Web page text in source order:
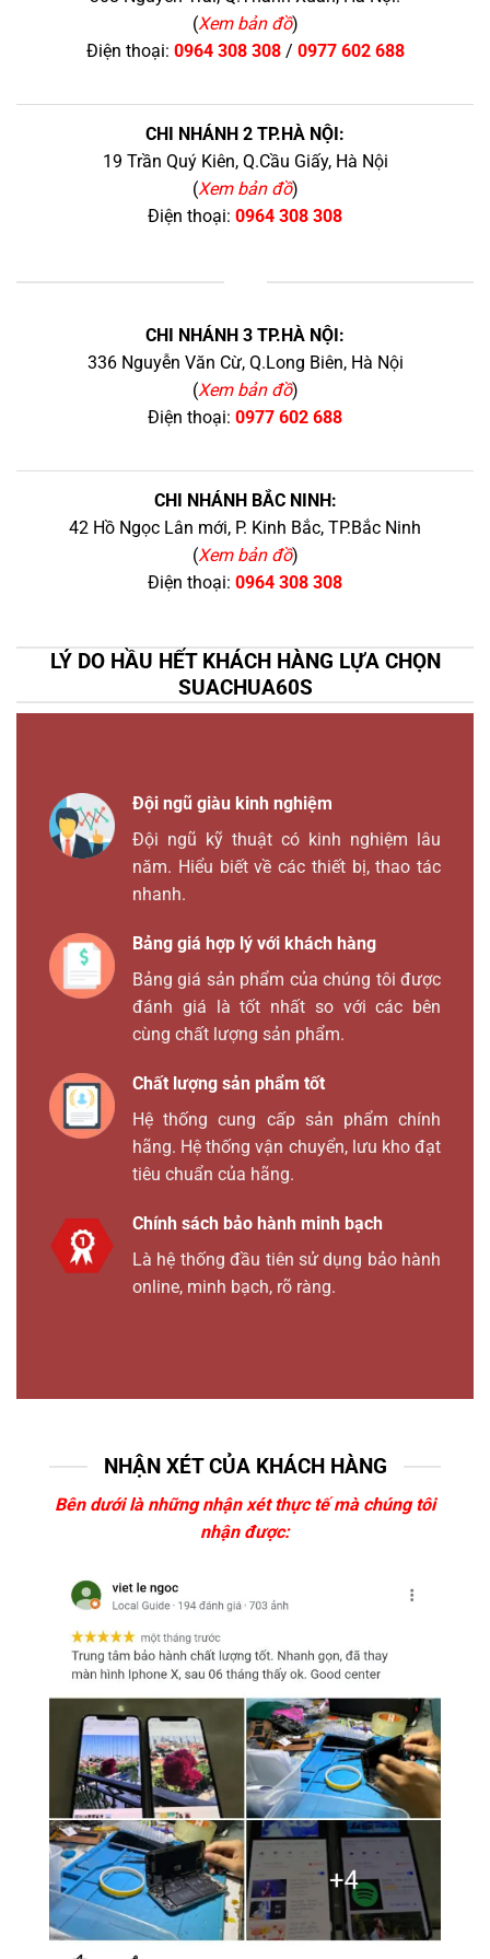
(Xem bản đồ)
Điện thoại: 0964 308 308/ 0977 602 688
CHI NHÁNH 2 TP.HÀ NỘI:
19 Trần Quý Kiên, Q.Cầu Giấy, Hà Nội
(Xem bản đồ)
Điện thoại: 0964 308 308
CHI NHÁNH 3 TP.HÀ NỘI:
336 Nguyễn Văn Cừ, Q.Long Biên, Hà Nội
(Xem bản đồ)
Điện thoại: 0977 602 688
CHI NHÁNH BẮC NINH:
42 Hồ Ngọc Lân mới, P. Kinh Bắc, TP.Bắc Ninh
(Xem bản đồ)
Điện thoại: 0964 308 308
LÝ DO HẦU HẾT KHÁCH HÀNG LỰA CHỌN
SUACHUA60S
Đội ngũ giàu kinh nghiệm
Đội ngũ kỹ thuật có kinh nghiệm lâu
năm. Hiểu biết về các thiết bị, thao tác
nhanh.
Bảng giá hợp lý với khách hàng
Bảng giá sản phẩm của chúng tôi được
đánh giá là tốt nhất so với các bên
cùng chất lượng sản phẩm.
Chất lượng sản phẩm tốt
Hệ thống cung cấp sản phẩm chính
hãng. Hệ thống vận chuyển, lưu kho đạt
tiêu chuẩn của hãng.
Chính sách bảo hành minh bạch
Là hệ thống đầu tiên sử dụng bảo hành
online, minh bạch, rõ ràng.
NHẬN XÉT CỦA KHÁCH HÀNG
Bên dưới là những nhận xét thực tế mà chúng tôi
nhận được: